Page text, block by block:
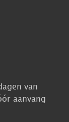
van
aanvang